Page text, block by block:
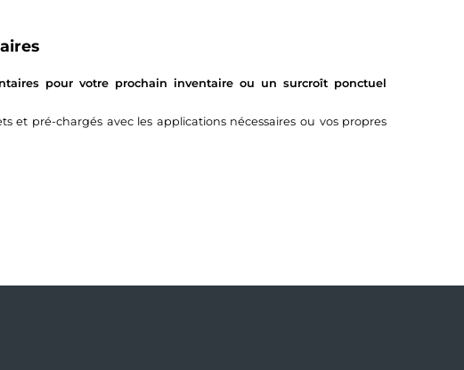
pour votre prochain inventaire ou un surcroît ponctuel
et pré-chargés avec les applications nécessaires ou vos propres